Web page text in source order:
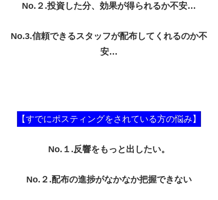
No.２.投資した分、効果が得られるか不安…
No.3.信頼できるスタッフが配布してくれるのか不
安…
【すでにポスティングをされている方の悩み】
No.１.反響をもっと出したい。
No.２.配布の進捗がなかなか把握できない